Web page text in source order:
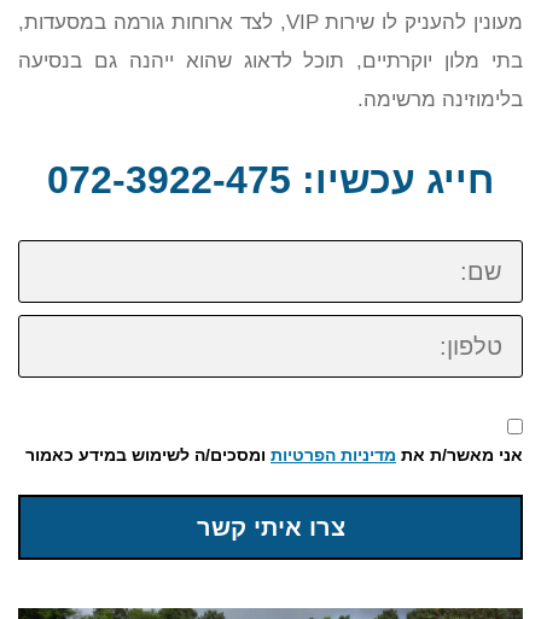
מעונין להעניק לו שירות VIP, לצד ארוחות גורמה במסעדות,
בתי מלון יוקרתיים, תוכל לדאוג שהוא ייהנה גם בנסיעה
בלימוזינה מרשימה.
חייג עכשיו: 072-3922-475
שם:
טלפון:
אני מאשר/ת את מדיניות הפרטיות ומסכים/ה לשימוש במידע כאמור
צרו איתי קשר